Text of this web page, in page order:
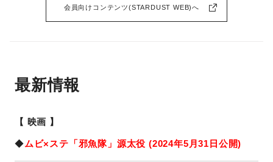
会員向けコンテンツ(STARDUST WEB)へ
最新情報
【 映画 】
◆ムビ×ステ「邪魚隊」源太役 (2024年5月31日公開)